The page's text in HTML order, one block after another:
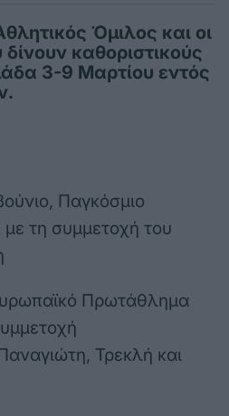
Όμιλος και οι
καθοριστικούς
3-9 Μαρτίου εντός
Παγκόσμιο
τη συμμετοχή του
Πρωτάθλημα
Τρεκλή και